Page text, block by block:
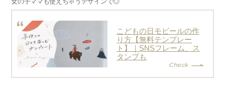
こどもの日モビールの作
り方【無料テンプレー
ト】｜SNSフレーム、ス
タンプも